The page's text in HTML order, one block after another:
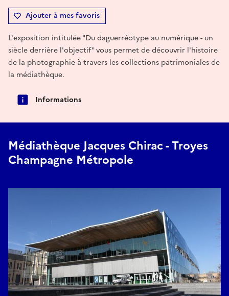
Ajouter à mes favoris
L'exposition intitulée "Du daguerréotype au numérique - un
siècle derrière l'objectif" vous permet de découvrir l'histoire
de la photographie à travers les collections patrimoniales de
la médiathèque.
Informations
Médiathèque Jacques Chirac - Troyes
Champagne Métropole